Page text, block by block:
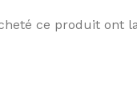
ce produit ont